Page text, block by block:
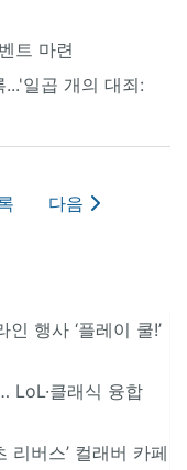
트 마련
일곱 개의 대죄:
다음
인 행사 ‘플레이 쿨!’
LoL·클래식 융합
리버스’ 컬래버 카페